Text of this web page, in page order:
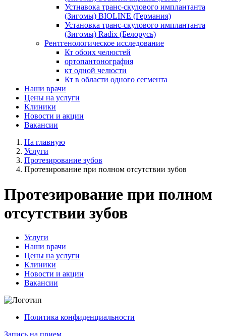
Устнавока транс-скулового имплантанта
(Зигомы) BIOLINE (Германия)
Установка транс-скулового имплантанта
(Зигомы) Radix (Белорусь)
Рентгенологическое исследование
Кт обоих челюстей
ортопантонография
кт одной челюсти
Кт в области одного сегмента
Наши врачи
Цены на услуги
Клиники
Новости и акции
Вакансии
На главную
Услуги
Протезирование зубов
Протезирование при полном отсутствии зубов
Протезирование при полном
отсутствии зубов
Услуги
Наши врачи
Цены на услуги
Клиники
Новости и акции
Вакансии
Политика конфиденциальности